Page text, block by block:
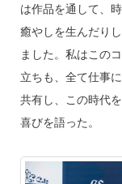
は作品を通して、
癒やしを生んだり
ました。私はこの
立ちも、全て仕事
共有し、この時代
喜びを語った。